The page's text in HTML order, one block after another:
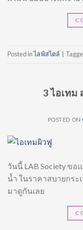
Posted inไลฟ์สไตล์
3 ไอเทม
POSTED ON
วันนี้ LAB Society ขอ
น้ำ ในราคาสบายกระ
มาดูกันเลย